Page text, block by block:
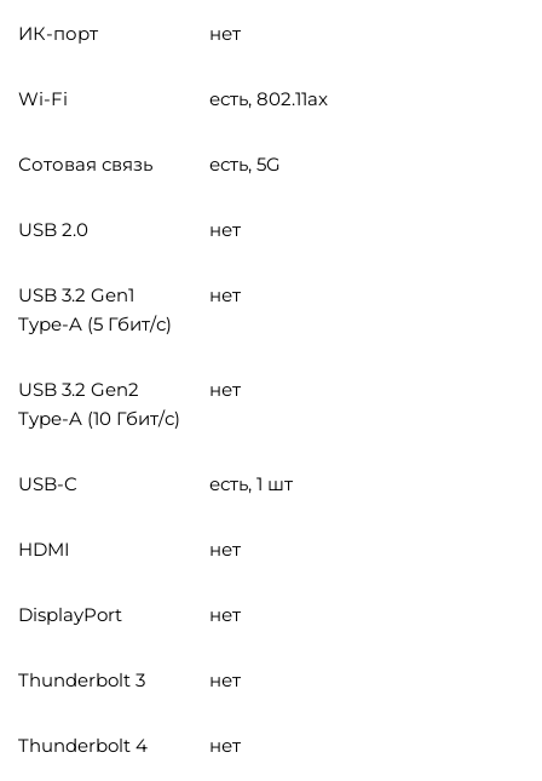
ИК-порт нет
Wi-Fi есть, 802.11ax
Сотовая связь есть, 5G
USB 2.0 нет
USB 3.2 Gen1
Type-A (5 Гбит/с)
нет
USB 3.2 Gen2
Type-A (10 Гбит/с)
нет
USB-C есть, 1 шт
HDMI нет
DisplayPort нет
Thunderbolt 3 нет
Thunderbolt 4 нет